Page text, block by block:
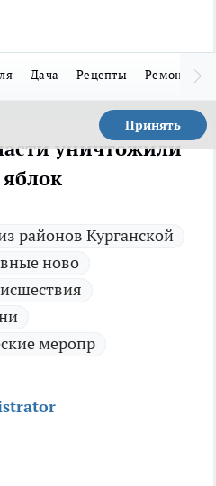
Дача Рецепты Ремонт
Принять
уничтожили
яблок
районов Курганской
ново
меропр